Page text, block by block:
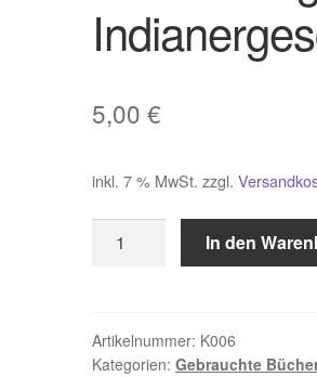
5,00€
inkl. 7 % MwSt. zzgl.
In den
Artikelnummer: K006
Kategorien:Gebrauchte